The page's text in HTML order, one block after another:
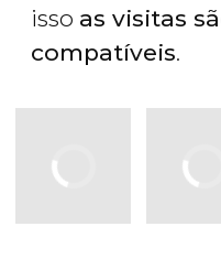
isso as visitas
compatíveis.